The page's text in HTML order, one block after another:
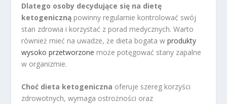
Dlatego osoby decydujące się na dietę
ketogeniczną powinny regularnie kontrolować swój
stan zdrowia i korzystać z porad medycznych. Warto
również mieć na uwadze, że dieta bogata wprodukty
wysoko przetworzone może potęgować stany zapalne
w organizmie.
Choć dieta ketogeniczna oferuje szereg korzyści
zdrowotnych, wymaga ostrożności oraz